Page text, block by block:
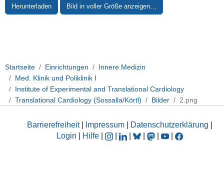
Herunterladen Bild in voller Größe anzeigen…
Startseite Einrichtungen
Innere Medizin
Med. Klinik und Poliklinik I
Institute of Experimental and Translational Cardiology
Translational Cardiology (Sossalla/Körtl)
Bilder 2.png
Barrierefreiheit| Impressum Datenschutzerklärung
Login
Hilfe